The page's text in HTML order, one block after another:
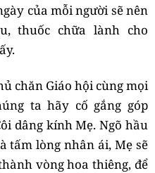
của mỗi người sẽ nên
thuốc chữa lành cho
chăn Giáo hội cùng mọi
ta hãy cố gắng góp
dâng kính Mẹ. Ngõ hầu
tấm lòng nhân ái, Mẹ sẽ
vòng hoa thiêng, để